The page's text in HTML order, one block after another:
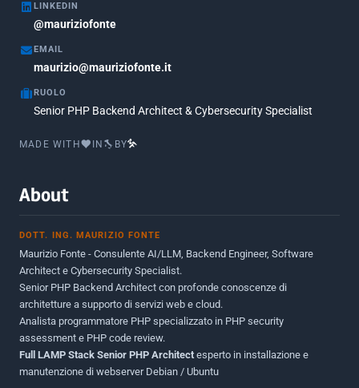
Febbraio 2018
Marzo 2017
Luglio 2016
Febbraio 2016
Giugno 2012
Maggio 2011
Dicembre 2010
Ottobre 2010
Maggio 2010
LINKEDIN
@mauriziofonte
EMAIL
maurizio@mauriziofonte.it
RUOLO
Senior PHP Backend Architect & Cybersecurity Specialist
MADE WITH IN BY
About
DOTT. ING. MAURIZIO FONTE
Maurizio Fonte - Consulente AI/LLM, Backend Engineer, Software
Architect e Cybersecurity Specialist.
Senior PHP Backend Architect con profonde conoscenze di
architetture a supporto di servizi web e cloud.
Analista programmatore PHP specializzato in PHP security
assessment e PHP code review.
Full LAMP Stack Senior PHP Architect esperto in installazione e
manutenzione di webserver Debian / Ubuntu